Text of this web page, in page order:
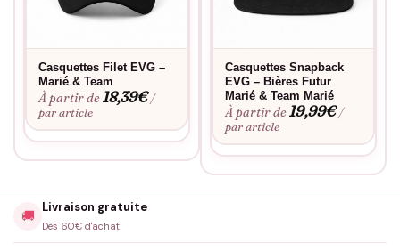
Casquettes Filet EVG –
Marié & Team
À partir de18,39€ /
par article
Casquettes Snapback
EVG – Bières Futur
Marié & Team Marié
À partir de19,99€ /
par article
🚚
Livraison gratuite
Dès 60€ d'achat